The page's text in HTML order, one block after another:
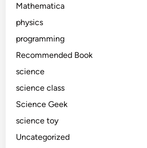
Mathematica
physics
programming
Recommended Book
science
science class
Science Geek
science toy
Uncategorized